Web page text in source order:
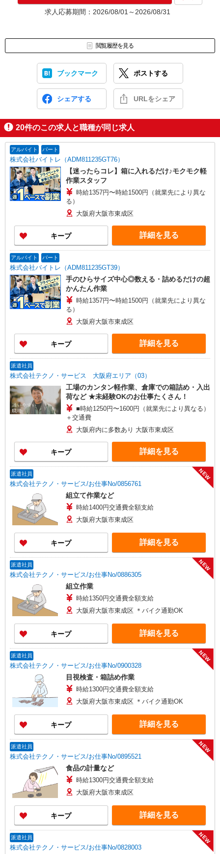
★入社前に配属先が決定する場合もございます。
いずれの場合も、入社された時点で給与が発生します。（当社規
株式会社テクノ・サービス 大阪営業所
〒530-0017 大阪府大阪市北区角田町8-1 大阪梅田ツインタワー
ズ・ノース34階
求人応募期間：2026/08/01～2026/08/31
閲覧履歴を見る
ブックマーク ポストする
シェアする URLをシェア
20件のこの求人と職種が同じ求人
アルバイト パート
株式会社バイトレ（ADM811235GT76）
【迷ったらコレ】箱に入れるだけ♪モクモク軽
作業スタッフ
時給1357円〜時給1500円（就業先により異な
る）
大阪府大阪市東成区
キープ 詳細を見る
アルバイト パート
株式会社バイトレ（ADM811235GT39）
手のひらサイズ中心◎数える・詰めるだけの超
かんたん作業
時給1357円〜時給1500円（就業先により異な
る）
大阪府大阪市東成区
キープ 詳細を見る
派遣社員
株式会社テクノ・サービス 大阪府エリア（03）
工場のカンタン軽作業、倉庫での箱詰め・入出
荷など ★未経験OKのお仕事たくさん！
■時給1250円〜1600円（就業先により異なる）
＋交通費
大阪府内に多数あり 大阪市東成区
キープ 詳細を見る
派遣社員
株式会社テクノ・サービス/お仕事No/0856761
NEW
組立て作業など
時給1400円交通費全額支給
大阪府大阪市東成区
キープ 詳細を見る
派遣社員
株式会社テクノ・サービス/お仕事No/0886305
NEW
組立作業
時給1350円交通費全額支給
大阪府大阪市東成区 ＊バイク通勤OK
キープ 詳細を見る
派遣社員
株式会社テクノ・サービス/お仕事No/0900328
NEW
目視検査・箱詰め作業
時給1300円交通費全額支給
大阪府大阪市東成区 ＊バイク通勤OK
キープ 詳細を見る
派遣社員
株式会社テクノ・サービス/お仕事No/0895521
NEW
食品の計量など
時給1300円交通費全額支給
大阪府大阪市東成区
キープ 詳細を見る
派遣社員
株式会社テクノ・サービス/お仕事No/0828003
NEW